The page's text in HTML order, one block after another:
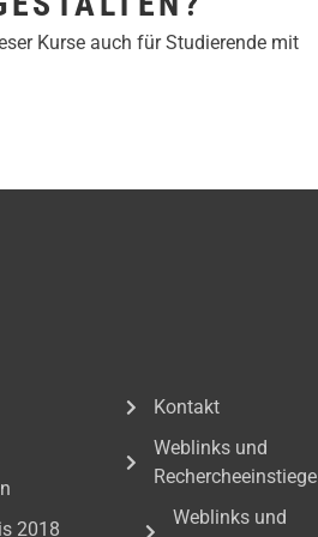
Kurse auch für Studierende mit
2018
Kontakt
Weblinks und
Rechercheeinstiege
Weblinks und